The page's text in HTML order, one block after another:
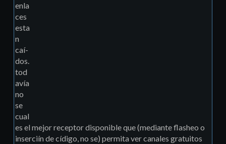
enla
ces
esta
n
caí­
dos.
tod
aví­a
no
se
cual
es el mejor receptor disponible que (mediante flasheo o
inserciín de cídigo, no se) permita ver canales gratuitos